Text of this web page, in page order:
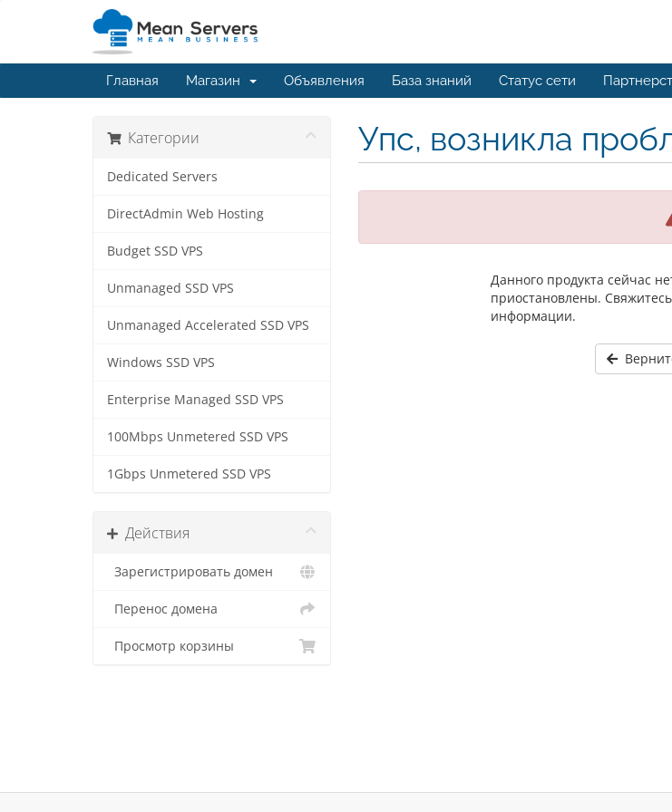
Главная Магазин Объявления База знаний Статус сети
Категории
Dedicated Servers
DirectAdmin Web Hosting
Budget SSD VPS
Unmanaged SSD VPS
Unmanaged Accelerated SSD VPS
Windows SSD VPS
Enterprise Managed SSD VPS
100Mbps Unmetered SSD VPS
1Gbps Unmetered SSD VPS
Действия
Зарегистрировать домен
Перенос домена
Просмотр корзины
Упс, возникла
Данного продукта сейчас
приостановлены.
информации.